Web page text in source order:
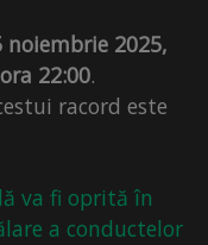
2025,
22:00.
racord este
va fi oprită în
a conductelor